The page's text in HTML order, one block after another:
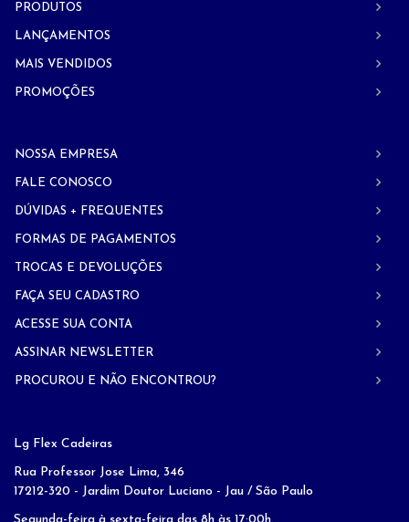
PRODUTOS
LANÇAMENTOS
MAIS VENDIDOS
PROMOÇÕES
NOSSA EMPRESA
FALE CONOSCO
DÚVIDAS + FREQUENTES
FORMAS DE PAGAMENTOS
TROCAS E DEVOLUÇÕES
FAÇA SEU CADASTRO
ACESSE SUA CONTA
ASSINAR NEWSLETTER
PROCUROU E NÃO ENCONTROU?
Lg Flex Cadeiras
Rua Professor Jose Lima, 346
17212-320 - Jardim Doutor Luciano - Jau / São Paulo